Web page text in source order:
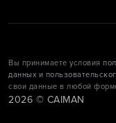
Вы принимаете условия
данных и
свои данные в любой
2026 © CAIMAN